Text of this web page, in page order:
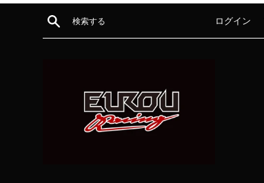
コ
検索する ログイン